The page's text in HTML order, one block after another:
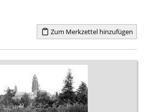
Zum Merkzettel hinzufügen